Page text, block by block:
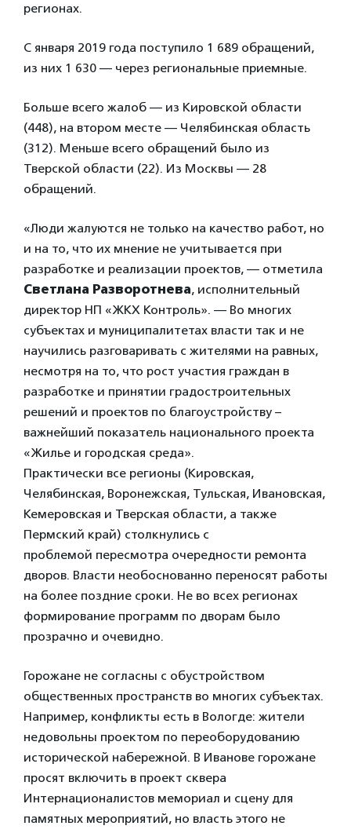
регионах.
С января 2019 года поступило 1 689 обращений,
из них 1 630 — через региональные приемные.
Больше всего жалоб — из Кировской области
(448), на втором месте — Челябинская область
(312). Меньше всего обращений было из
Тверской области (22). Из Москвы — 28
обращений.
«Люди жалуются не только на качество работ, но
и на то, что их мнение не учитывается при
разработке и реализации проектов, — отметила
Светлана Разворотнева, исполнительный
директор НП «ЖКХ Контроль». — Во многих
субъектах и муниципалитетах власти так и не
научились разговаривать с жителями на равных,
несмотря на то, что рост участия граждан в
разработке и принятии градостроительных
решений и проектов по благоустройству –
важнейший показатель национального проекта
«Жилье и городская среда».
Практически все регионы (Кировская,
Челябинская, Воронежская, Тульская, Ивановская,
Кемеровская и Тверская области, а также
Пермский край) столкнулись с
проблемой пересмотра очередности ремонта
дворов. Власти необоснованно переносят работы
на более поздние сроки. Не во всех регионах
формирование программ по дворам было
прозрачно и очевидно.
Горожане не согласны с обустройством
общественных пространств во многих субъектах.
Например, конфликты есть в Вологде: жители
недовольны проектом по переоборудованию
исторической набережной. В Иванове горожане
просят включить в проект сквера
Интернационалистов мемориал и сцену для
памятных мероприятий, но власть этого не